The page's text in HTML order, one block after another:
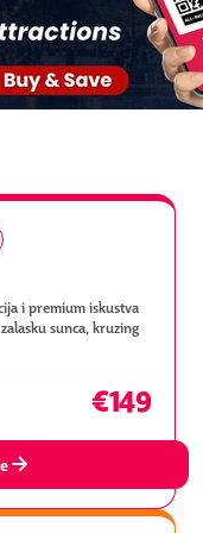
i premium iskustva
sunca, kruzing
€149